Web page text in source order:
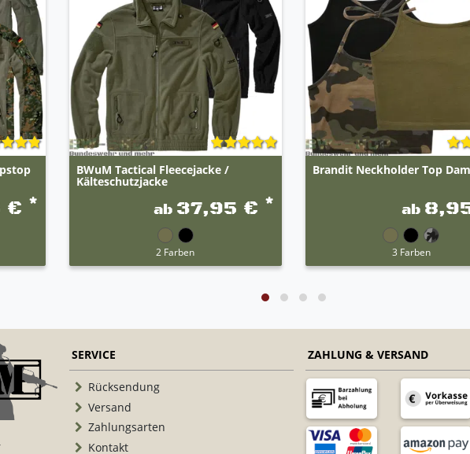
€ *
BWuM Tactical Fleecejacke /
Kälteschutzjacke
ab 37,95 € *
2 Farben
Brandit Neckholder Top
ab
3 Farben
SERVICE
Rücksendung
Versand
Zahlungsarten
Kontakt
ZAHLUNG & VERSAND